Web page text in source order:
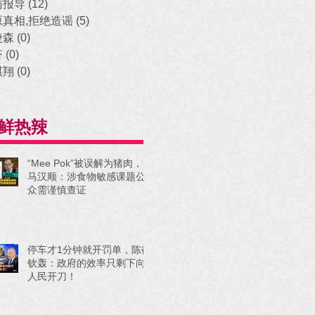
报导 (12)
真相,拒绝造谣 (5)
森 (0)
(0)
翔 (0)
热辣
“Mee Pok”被误解为猪肉，
马汉顺：涉食物敏感课题公
众需谨慎查证
停车才1分钟就开罚单，陈德
钦轰：政府的效率只剩下向
人民开刀！